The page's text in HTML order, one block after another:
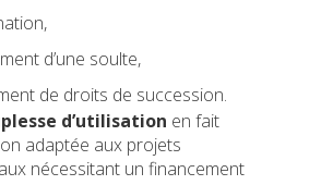
d’une soulte,
de droits de succession.
d’utilisation en fait
adaptée aux projets
nécessitant un financement